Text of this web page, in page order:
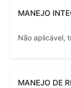
MANEJO
Não aplicável,
MANEJO DE